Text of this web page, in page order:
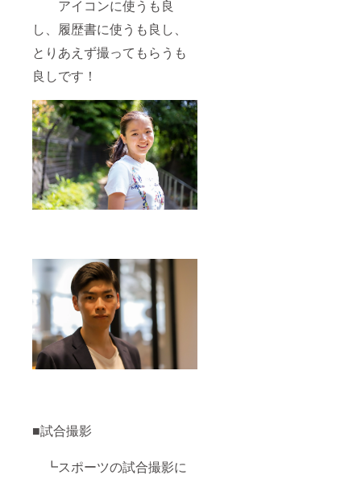
アイコンに使うも良
し、履歴書に使うも良し、
とりあえず撮ってもらうも
良しです！
■試合撮影
┗スポーツの試合撮影に